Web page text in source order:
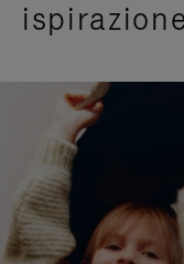
ispirazione